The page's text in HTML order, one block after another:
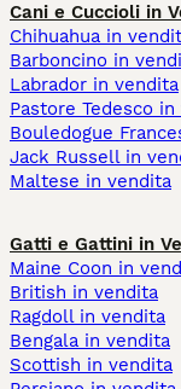
Cani e Cuccioli in
Chihuahua in
Barboncino in
Labrador in vendita
Pastore Tedesco
Bouledogue
Jack Russell in
Maltese in vendita
Gatti e Gattini in
Maine Coon in
British in vendita
Ragdoll in vendita
Bengala in vendita
Scottish in vendita